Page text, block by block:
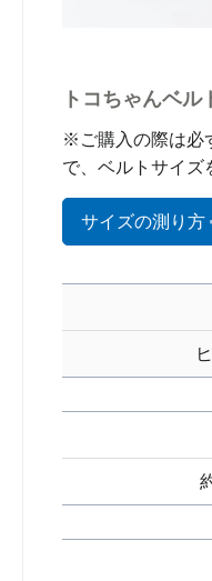
トコちゃんベ
※ご購入の際は必
で、ベルトサイズ
サイズの測り方